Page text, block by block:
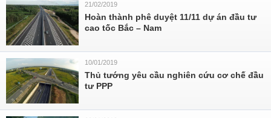
21/02/2019
Hoàn thành phê duyệt 11/11 dự án đầu tư
cao tốc Bắc – Nam
10/01/2019
Thủ tướng yêu cầu nghiên cứu cơ chế đầu
tư PPP